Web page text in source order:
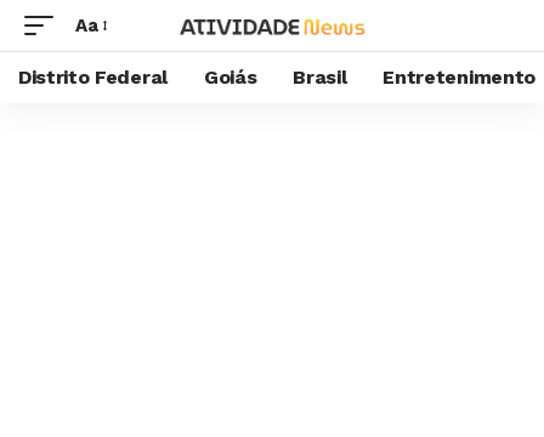
Aa
Distrito Federal Goiás Brasil Entretenimento